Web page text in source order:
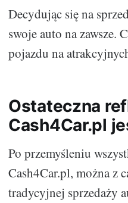
Decydując się na
swoje auto na zawsze.
pojazdu na
Ostateczna
Cash4Car.pl
Po przemyśleniu
Cash4Car.pl, można z
tradycyjnej sprzedaży